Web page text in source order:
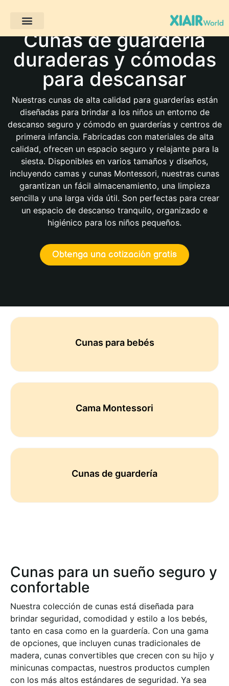
Cunas de guardería
duraderas y cómodas
para descansar
Nuestras cunas de alta calidad para guarderías están
diseñadas para brindar a los niños un entorno de
descanso seguro y cómodo en guarderías y centros de
primera infancia. Fabricadas con materiales de alta
calidad, ofrecen un espacio seguro y relajante para la
siesta. Disponibles en varios tamaños y diseños,
incluyendo camas y cunas Montessori, nuestras cunas
garantizan un fácil almacenamiento, una limpieza
sencilla y una larga vida útil. Son perfectas para crear
un espacio de descanso tranquilo, organizado e
higiénico para los niños pequeños.
Obtenga una cotización gratis
Cunas para bebés
Cama Montessori
Cunas de guardería
Cunas para un sueño seguro y
confortable
Nuestra colección de cunas está diseñada para
brindar seguridad, comodidad y estilo a los bebés,
tanto en casa como en la guardería. Con una gama
de opciones, que incluyen cunas tradicionales de
madera, cunas convertibles que crecen con su hijo y
minicunas compactas, nuestros productos cumplen
con los más altos estándares de seguridad. Ya sea